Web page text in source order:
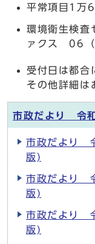
平常項目1万
環境衛生検
ァクス 06
受付日は都合
その他詳細は
市政だより 令
市政だより
版)
市政だより
版)
市政だより
版)